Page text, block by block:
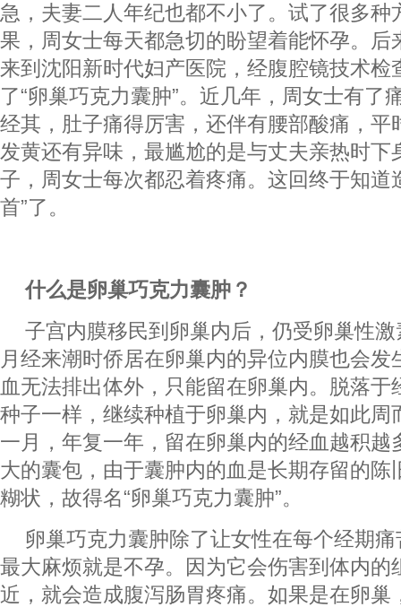
急，夫妻二人年纪也都不小了。试了很多种
果，周女士每天都急切的盼望着能怀孕。后
来到沈阳新时代妇产医院，经腹腔镜技术检
了“卵巢巧克力囊肿”。近几年，周女士有了
经其，肚子痛得厉害，还伴有腰部酸痛，平
发黄还有异味，最尴尬的是与丈夫亲热时下
子，周女士每次都忍着疼痛。这回终于知道
首”了。
什么是卵巢巧克力囊肿？
子宫内膜移民到卵巢内后，仍受卵巢性
月经来潮时侨居在卵巢内的异位内膜也会发
血无法排出体外，只能留在卵巢内。脱落于
种子一样，继续种植于卵巢内，就是如此周
一月，年复一年，留在卵巢内的经血越积越
大的囊包，由于囊肿内的血是长期存留的陈
糊状，故得名“卵巢巧克力囊肿”。
卵巢巧克力囊肿除了让女性在每个经期
最大麻烦就是不孕。因为它会伤害到体内的
近，就会造成腹泻肠胃疼痛。如果是在卵巢